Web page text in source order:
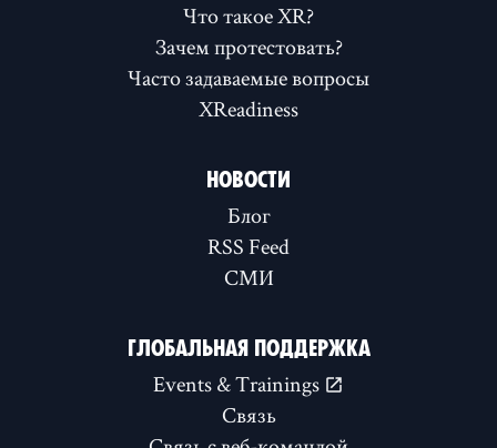
Что такое XR?
Зачем протестовать?
Часто задаваемые вопросы
XReadiness
НОВОСТИ
Блог
RSS Feed
СМИ
ГЛОБАЛЬНАЯ ПОДДЕРЖКА
Events & Trainings
Связь